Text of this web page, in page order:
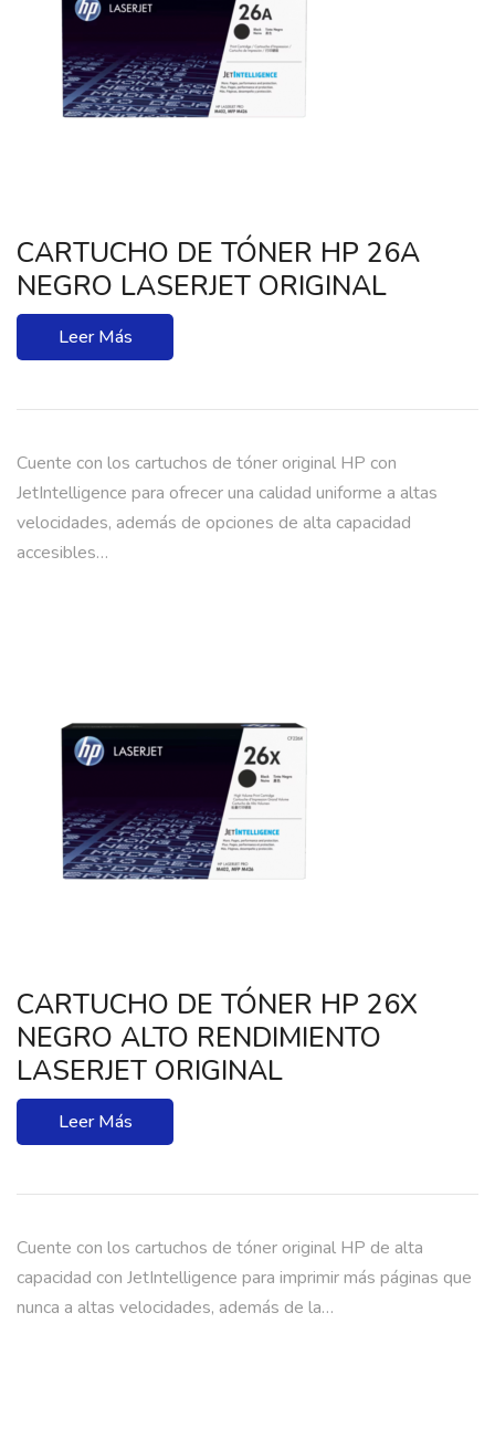
CARTUCHO DE TÓNER HP 26A
NEGRO LASERJET ORIGINAL
Leer Más
Cuente con los cartuchos de tóner original HP con
JetIntelligence para ofrecer una calidad uniforme a altas
velocidades, además de opciones de alta capacidad
accesibles…
CARTUCHO DE TÓNER HP 26X
NEGRO ALTO RENDIMIENTO
LASERJET ORIGINAL
Leer Más
Cuente con los cartuchos de tóner original HP de alta
capacidad con JetIntelligence para imprimir más páginas que
nunca a altas velocidades, además de la…